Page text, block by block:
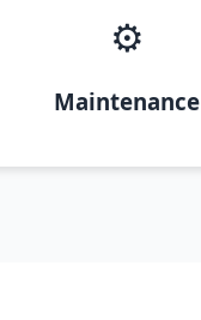
⚙️
Maintenance